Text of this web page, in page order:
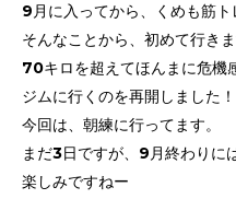
9月に入ってから、くめも筋
そんなことから、初めて行きま
70キロを超えてほんまに危機
ジムに行くのを再開しました！
今回は、朝練に行ってます。
まだ3日ですが、9月終わりに
楽しみですねー